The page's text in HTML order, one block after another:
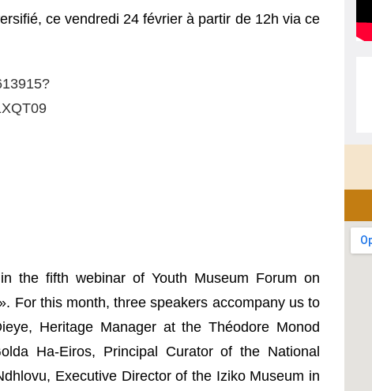
ce vendredi 24 février à partir de 12h via ce
the fifth webinar of Youth Museum Forum on
For this month, three speakers accompany us to
Heritage Manager at the Théodore Monod
Ha-Eiros, Principal Curator of the National
Executive Director of the Iziko Museum in